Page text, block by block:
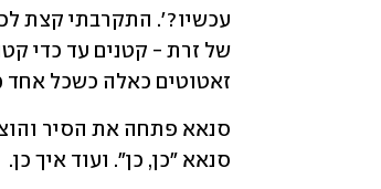
זאטוטים כאלה כשכל אחד
סנאא "כן, כן". ועוד איך כן.